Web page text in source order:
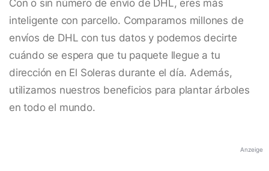
Con o sin número de envío de DHL, eres más
inteligente con parcello. Comparamos millones de
envíos de DHL con tus datos y podemos decirte
cuándo se espera que tu paquete llegue a tu
dirección en El Soleras durante el día. Además,
utilizamos nuestros beneficios para plantar árboles
en todo el mundo.
Anzeige